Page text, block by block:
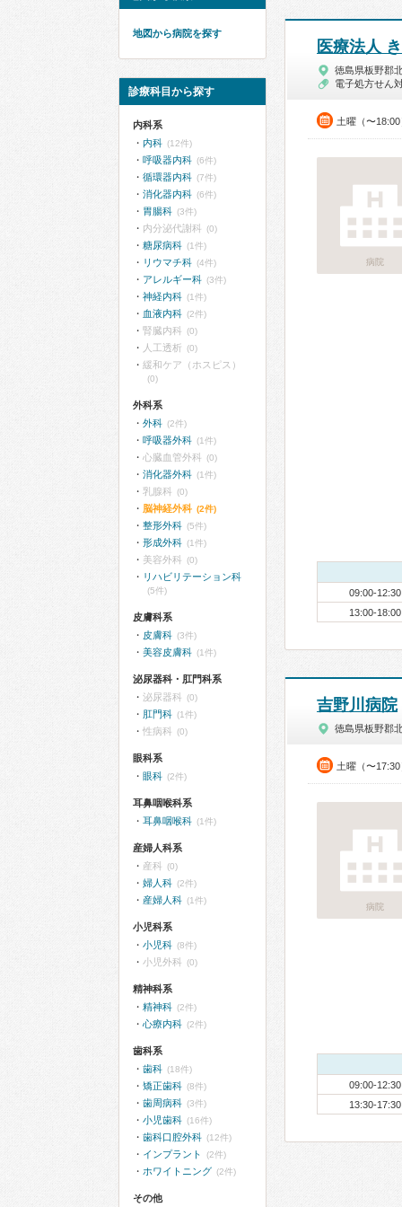
医療法人
徳島県板野郡
電子処方せん
土曜（〜18:00
病院
09:00-12:30
13:00-18:00
吉野川病院
徳島県板野郡
土曜（〜17:30
病院
09:00-12:30
13:30-17:30
地図から病院を探す
診療科目から探す
内科系
内科 (12件)
呼吸器内科 (6件)
循環器内科 (7件)
消化器内科 (6件)
胃腸科 (3件)
内分泌代謝科 (0)
糖尿病科 (1件)
リウマチ科 (4件)
アレルギー科 (3件)
神経内科 (1件)
血液内科 (2件)
腎臓内科 (0)
人工透析 (0)
緩和ケア（ホスピス）
(0)
外科系
外科 (2件)
呼吸器外科 (1件)
心臓血管外科 (0)
消化器外科 (1件)
乳腺科 (0)
脳神経外科 (2件)
整形外科 (5件)
形成外科 (1件)
美容外科 (0)
リハビリテーション科
(5件)
皮膚科系
皮膚科 (3件)
美容皮膚科 (1件)
泌尿器科・肛門科系
泌尿器科 (0)
肛門科 (1件)
性病科 (0)
眼科系
眼科 (2件)
耳鼻咽喉科系
耳鼻咽喉科 (1件)
産婦人科系
産科 (0)
婦人科 (2件)
産婦人科 (1件)
小児科系
小児科 (8件)
小児外科 (0)
精神科系
精神科 (2件)
心療内科 (2件)
歯科系
歯科 (18件)
矯正歯科 (8件)
歯周病科 (3件)
小児歯科 (16件)
歯科口腔外科 (12件)
インプラント (2件)
ホワイトニング (2件)
その他